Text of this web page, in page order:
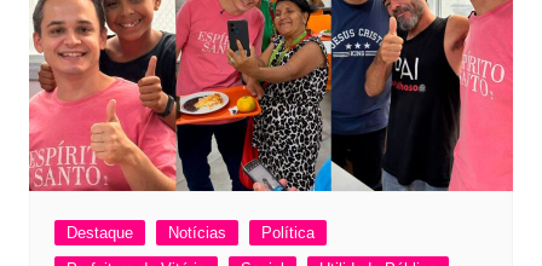
Destaque Notícias
Política